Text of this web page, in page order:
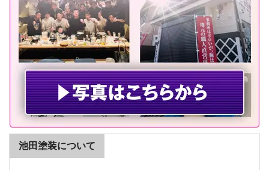
池田塗装について